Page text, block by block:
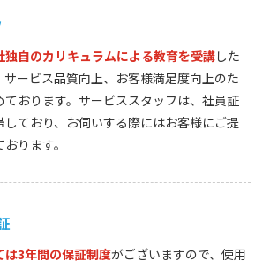
独自のカリキュラムによる教育を受講した
ービス品質向上、お客様満足度向上のた
ております。サービススタッフは、社員証
ており、お伺いする際にはお客様にご提
ります。
は3年間の保証制度がございますので、使用